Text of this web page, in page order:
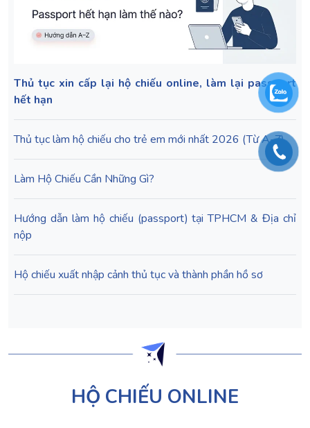
Thủ tục xin cấp lại hộ chiếu online, làm lại passport
hết hạn
Thủ tục làm hộ chiếu cho trẻ em mới nhất 2026 (Từ A-Z)
Làm Hộ Chiếu Cần Những Gì?
Hướng dẫn làm hộ chiếu (passport) tại TPHCM & Địa chỉ
nộp
Hộ chiếu xuất nhập cảnh thủ tục và thành phần hồ sơ
HỘ CHIẾU ONLINE